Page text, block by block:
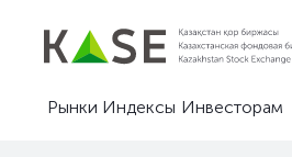
Рынки Индексы Инвесторам